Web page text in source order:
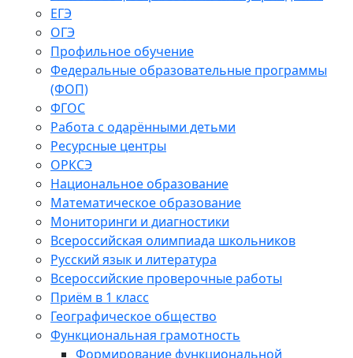
ЕГЭ
ОГЭ
Профильное обучение
Федеральные образовательные программы
(ФОП)
ФГОС
Работа с одарёнными детьми
Ресурсные центры
ОРКСЭ
Национальное образование
Математическое образование
Мониторинги и диагностики
Всероссийская олимпиада школьников
Русский язык и литература
Всероссийские проверочные работы
Приём в 1 класс
Географическое общество
Функциональная грамотность
Формирование функциональной